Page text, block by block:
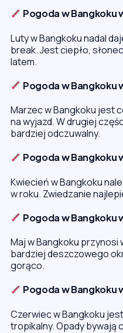
Pogoda w Bangkoku
Luty w Bangkoku nadal
break. Jest ciepło,
latem.
Pogoda w Bangkoku
Marzec w Bangkoku jest
na wyjazd. W drugiej
bardziej odczuwalny.
Pogoda w Bangkoku
Kwiecień w Bangkoku
w roku. Zwiedzanie
Pogoda w Bangkoku
Maj w Bangkoku
bardziej deszczowego
gorąco.
Pogoda w Bangkoku
Czerwiec w Bangkoku
tropikalny. Opady bywają